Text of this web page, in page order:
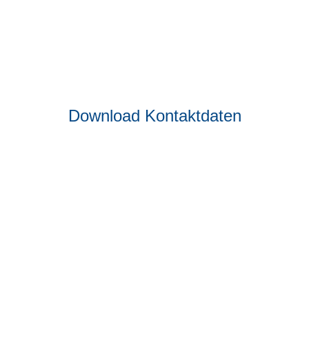
Download Kontaktdaten